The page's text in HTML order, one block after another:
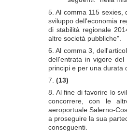
5. Al comma 115
sviluppo dell'economia
di stabilità regionale
altre società pubbliche".
6. Al comma 3,
dell'entrata in vigore del
principi e per una durata
7. (13)
8. Al fine di favorire lo
concorrere, con le
aeroportuale Salerno-
a proseguire la sua
conseguenti.